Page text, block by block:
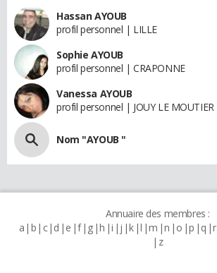
Hassan AYOUB
profil personnel | LILLE
Sophie AYOUB
profil personnel | CRAPONNE
Vanessa AYOUB
profil personnel | JOUY LE MOUTIER
Nom "AYOUB "
Annuaire des membres :
a b c d e f g h i j k l m n o p q r
z